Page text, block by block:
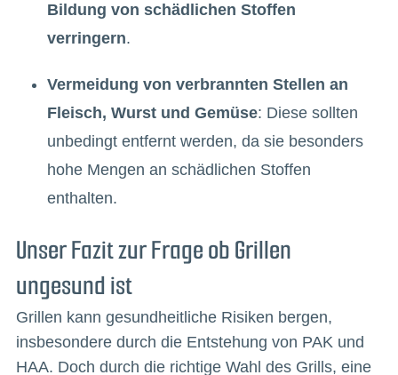
Bildung von schädlichen Stoffen
verringern.
Vermeidung von verbrannten Stellen an
Fleisch, Wurst und Gemüse: Diese sollten
unbedingt entfernt werden, da sie besonders
hohe Mengen an schädlichen Stoffen
enthalten.
Unser Fazit zur Frage ob Grillen
ungesund ist
Grillen kann gesundheitliche Risiken bergen,
insbesondere durch die Entstehung von PAK und
HAA. Doch durch die richtige Wahl des Grills, eine